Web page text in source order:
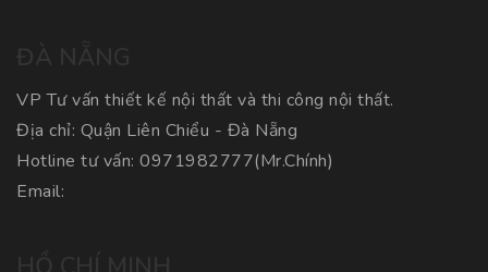
VP Tư vấn thiết kế nội thất và thi công nội thất.
Địa chỉ: Quận Liên Chiểu - Đà Nẵng
Hotline tư vấn: 0971982777(Mr.Chính)
Email: